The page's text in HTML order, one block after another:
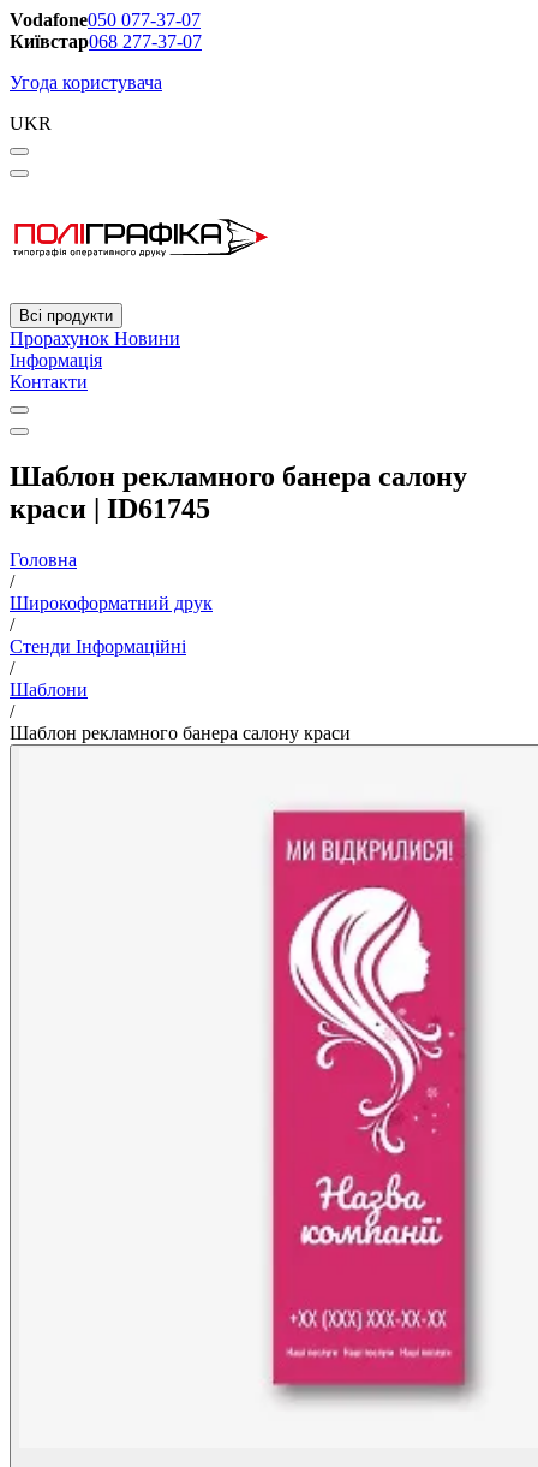
Vodafone050 077-37-07
Київстар068 277-37-07
Угода користувача
UKR
Всі продукти
Прорахунок Новини
Інформація
Контакти
Шаблон рекламного банера салону
краси | ID61745
Головна
/
Широкоформатний друк
/
Стенди Інформаційні
/
Шаблони
/
Шаблон рекламного банера салону краси